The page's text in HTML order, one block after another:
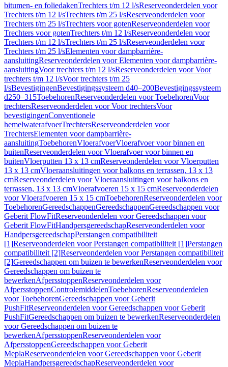
bitumen- en foliedakenTrechters t/m 12 l/sReserveonderdelen voor
Trechters t/m 12 l/sTrechters t/m 25 l/sReserveonderdelen voor
Trechters t/m 25 l/sTrechters voor gotenReserveonderdelen voor
Trechters voor gotenTrechters t/m 12 l/sReserveonderdelen voor
Trechters t/m 12 l/sTrechters t/m 25 l/sReserveonderdelen voor
Trechters t/m 25 l/sElementen voor dampbarrière-
aansluitingReserveonderdelen voor Elementen voor dampbarrière-
aansluitingVoor trechters t/m 12 l/sReserveonderdelen voor Voor
trechters t/m 12 l/sVoor trechters t/m 25
l/sBevestigingenBevestigingssysteem d40–200Bevestigingssysteem
d250–315ToebehorenReserveonderdelen voor ToebehorenVoor
trechtersReserveonderdelen voor Voor trechtersVoor
bevestigingenConventionele
hemelwaterafvoerTrechtersReserveonderdelen voor
TrechtersElementen voor dampbarrière-
aansluitingToebehorenVloerafvoerVloerafvoer voor binnen en
buitenReserveonderdelen voor Vloerafvoer voor binnen en
buitenVloerputten 13 x 13 cmReserveonderdelen voor Vloerputten
13 x 13 cmVloeraansluitingen voor balkons en terrassen, 13 x 13
cmReserveonderdelen voor Vloeraansluitingen voor balkons en
terrassen, 13 x 13 cmVloerafvoeren 15 x 15 cmReserveonderdelen
voor Vloerafvoeren 15 x 15 cmToebehorenReserveonderdelen voor
ToebehorenGereedschappenGereedschappenGereedschappen voor
Geberit FlowFitReserveonderdelen voor Gereedschappen voor
Geberit FlowFitHandpersgereedschapReserveonderdelen voor
HandpersgereedschapPerstangen compatibiliteit
[1]Reserveonderdelen voor Perstangen compatibiliteit [1]Perstangen
compatibiliteit [2]Reserveonderdelen voor Perstangen compatibiliteit
[2]Gereedschappen om buizen te bewerkenReserveonderdelen voor
Gereedschappen om buizen te
bewerkenAfpersstoppenReserveonderdelen voor
AfpersstoppenControlemiddelenToebehorenReserveonderdelen
voor ToebehorenGereedschappen voor Geberit
PushFitReserveonderdelen voor Gereedschappen voor Geberit
PushFitGereedschappen om buizen te bewerkenReserveonderdelen
voor Gereedschappen om buizen te
bewerkenAfpersstoppenReserveonderdelen voor
AfpersstoppenGereedschappen voor Geberit
MeplaReserveonderdelen voor Gereedschappen voor Geberit
MeplaHandpersgereedschapReserveonderdelen voor